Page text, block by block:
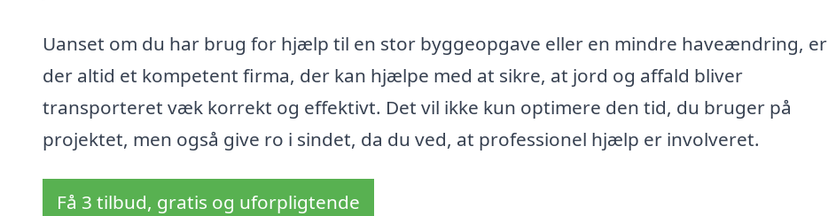
Uanset om du har brug for hjælp til en stor byggeopgave eller en mindre haveændring, er
der altid et kompetent firma, der kan hjælpe med at sikre, at jord og affald bliver
transporteret væk korrekt og effektivt. Det vil ikke kun optimere den tid, du bruger på
projektet, men også give ro i sindet, da du ved, at professionel hjælp er involveret.
Få 3 tilbud, gratis og uforpligtende